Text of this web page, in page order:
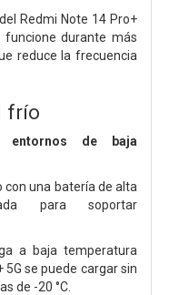
Redmi Note 14 Pro+
durante más
reduce la frecuencia
frío
entornos de baja
con una batería de alta
para soportar
a baja temperatura
se puede cargar sin
de -20 °C.